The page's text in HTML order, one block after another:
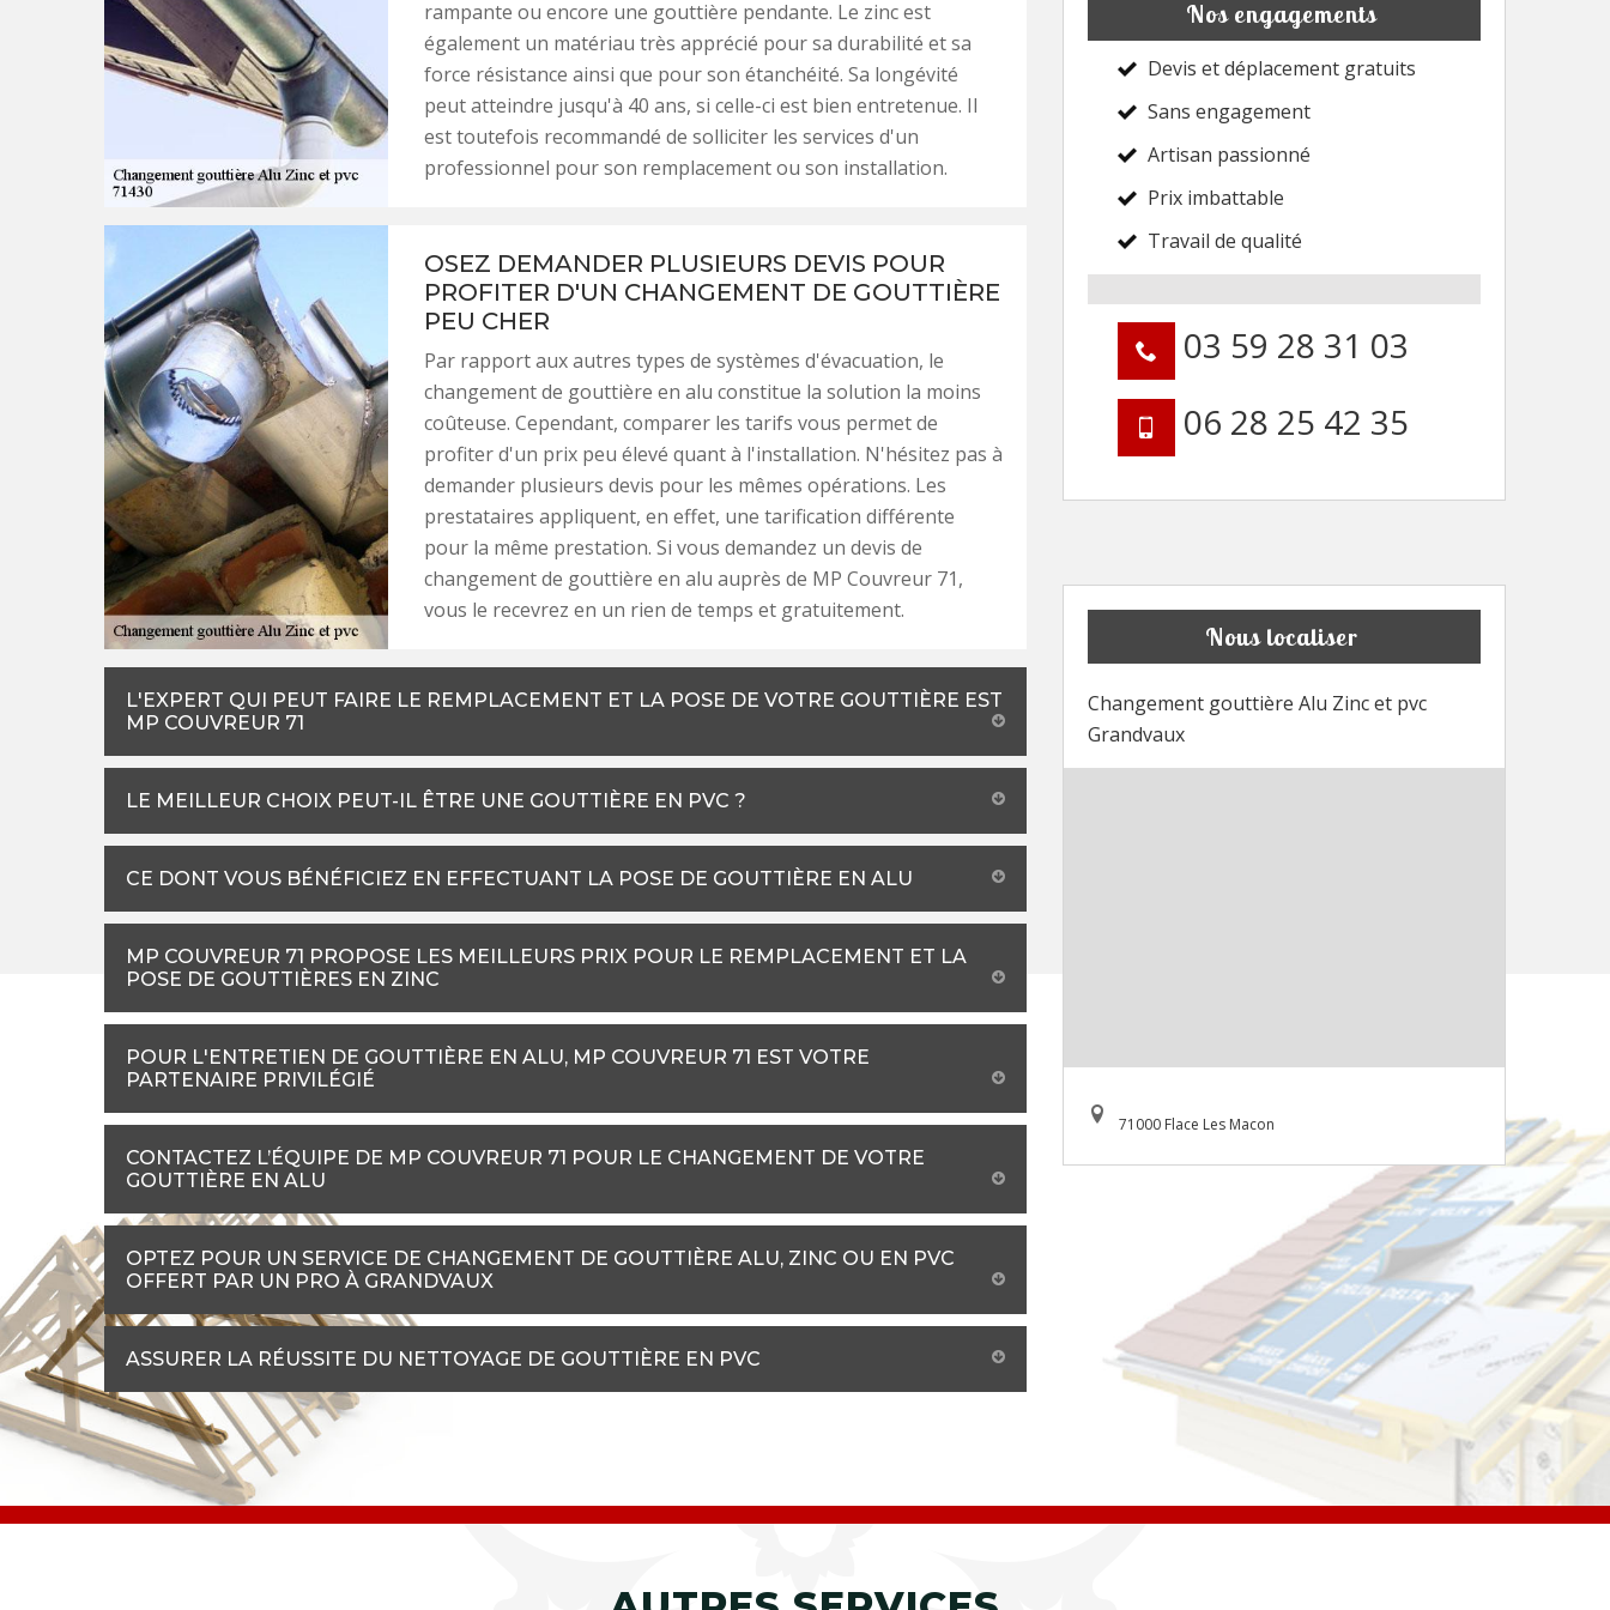
rampante ou encore une gouttière pendante. Le zinc est
également un matériau très apprécié pour sa durabilité et sa
force résistance ainsi que pour son étanchéité. Sa longévité
peut atteindre jusqu'à 40 ans, si celle-ci est bien entretenue. Il
est toutefois recommandé de solliciter les services d'un
professionnel pour son remplacement ou son installation.
OSEZ DEMANDER PLUSIEURS DEVIS POUR
PROFITER D'UN CHANGEMENT DE GOUTTIÈRE
PEU CHER
Par rapport aux autres types de systèmes d'évacuation, le
changement de gouttière en alu constitue la solution la moins
coûteuse. Cependant, comparer les tarifs vous permet de
profiter d'un prix peu élevé quant à l'installation. N'hésitez pas à
demander plusieurs devis pour les mêmes opérations. Les
prestataires appliquent, en effet, une tarification différente
pour la même prestation. Si vous demandez un devis de
changement de gouttière en alu auprès de MP Couvreur 71,
vous le recevrez en un rien de temps et gratuitement.
L'EXPERT QUI PEUT FAIRE LE REMPLACEMENT ET LA POSE DE VOTRE GOUTTIÈRE EST
MP COUVREUR 71
LE MEILLEUR CHOIX PEUT-IL ÊTRE UNE GOUTTIÈRE EN PVC ?
CE DONT VOUS BÉNÉFICIEZ EN EFFECTUANT LA POSE DE GOUTTIÈRE EN ALU
MP COUVREUR 71 PROPOSE LES MEILLEURS PRIX POUR LE REMPLACEMENT ET LA
POSE DE GOUTTIÈRES EN ZINC
POUR L'ENTRETIEN DE GOUTTIÈRE EN ALU, MP COUVREUR 71 EST VOTRE
PARTENAIRE PRIVILÉGIÉ
CONTACTEZ L’ÉQUIPE DE MP COUVREUR 71 POUR LE CHANGEMENT DE VOTRE
GOUTTIÈRE EN ALU
OPTEZ POUR UN SERVICE DE CHANGEMENT DE GOUTTIÈRE ALU, ZINC OU EN PVC
OFFERT PAR UN PRO À GRANDVAUX
ASSURER LA RÉUSSITE DU NETTOYAGE DE GOUTTIÈRE EN PVC
Nos engagements
Devis et déplacement gratuits
Sans engagement
Artisan passionné
Prix imbattable
Travail de qualité
03 59 28 31 03
06 28 25 42 35
Nous localiser
Changement gouttière Alu Zinc et pvc
Grandvaux
71000 Flace Les Macon